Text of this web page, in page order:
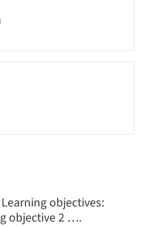
objectives:
objective 2 ….